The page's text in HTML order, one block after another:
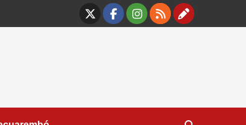
X Facebook
Instagram
RSS